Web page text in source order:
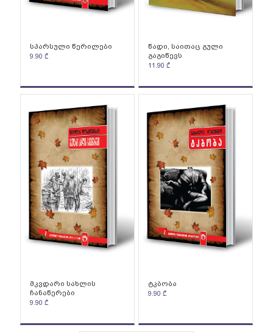
სპარსული წერილები
9.90 ₾
წადი, საითაც გული
გაგიწევს
11.90 ₾
მკვდარი სახლის
ჩანაწერები
9.90 ₾
ტკბობა
9.90 ₾